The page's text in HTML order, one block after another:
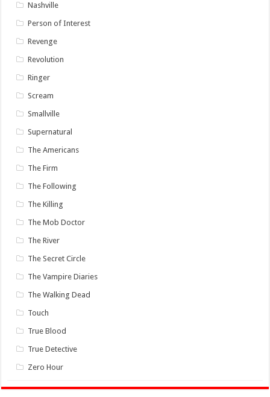
Nashville
Person of Interest
Revenge
Revolution
Ringer
Scream
Smallville
Supernatural
The Americans
The Firm
The Following
The Killing
The Mob Doctor
The River
The Secret Circle
The Vampire Diaries
The Walking Dead
Touch
True Blood
True Detective
Zero Hour